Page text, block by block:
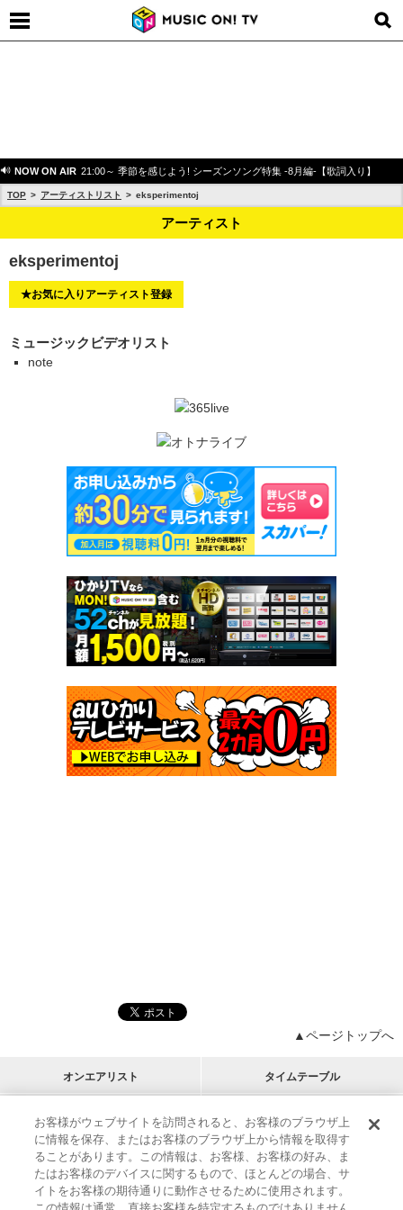
NOW ON AIR 21:00～ 季節を感じよう! シーズンソング特集 -8月編-【歌詞入り】
TOP アーティストリスト eksperimentoj
アーティスト
eksperimentoj
★お気に入りアーティスト登録
ミュージックビデオリスト
note
▲ページトップへ
オンエアリスト タイムテーブル
プログラムリスト チャート
アーティストリスト
M-ON!
RECOMMEND
リクエスト
インフォメーション | プレゼント&ご招待
お客様がウェブサイトを訪問されると、お客様のブラウザ上
に情報を保存、またはお客様のブラウザ上から情報を取得す
ることがあります。この情報は、お客様、お客様の好み、ま
たはお客様のデバイスに関するもので、ほとんどの場合、サ
イトをお客様の期待通りに動作させるために使用されます。